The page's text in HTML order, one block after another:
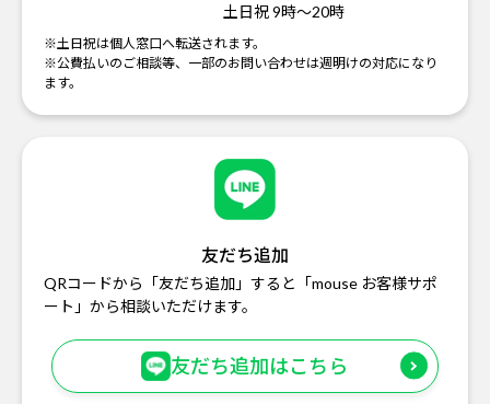
土日祝 9時～20時
※土日祝は個人窓口へ転送されます。
※公費払いのご相談等、一部のお問い合わせは週明けの対応になり
ます。
友だち追加
QRコードから「友だち追加」すると「mouse お客様サポ
ート」から相談いただけます。
友だち追加はこちら